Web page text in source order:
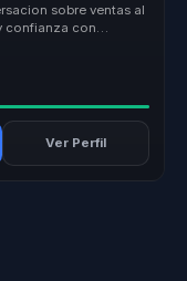
sobre ventas al
confianza con
Ver Perfil